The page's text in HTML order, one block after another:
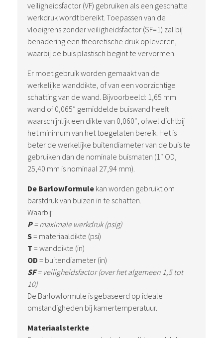
veiligheidsfactor (VF) gebruiken als een geschatte
werkdruk wordt bereikt. Toepassen van de
vloeigrens zonder veiligheidsfactor (SF=1) zal bij
benadering een theoretische druk opleveren,
waarbij de buis plastisch begint te vervormen.
Er moet gebruik worden gemaakt van de
werkelijke wanddikte, of van een voorzichtige
schatting van de wand. Bijvoorbeeld: 1,65 mm
wand of 0,065″ gemiddelde buiswand heeft
waarschijnlijk een dikte van 0,060″, ofwel dichtbij
het minimum van het toegelaten bereik. Het is
beter de werkelijke buitendiameter van de buis te
gebruiken dan de nominale buismaten (1″ OD,
25,40 mm is nominaal 27,94 mm).
De Barlowformule kan worden gebruikt om
barstdruk van buizen in te schatten.
Waarbij:
P= maximale werkdruk (psig)
S= materiaaldikte (psi)
T = wanddikte (in)
OD = buitendiameter (in)
SF= veiligheidsfactor (over het algemeen 1,5 tot
10)
De Barlowformule is gebaseerd op ideale
omstandigheden bij kamertemperatuur.
Materiaalsterkte